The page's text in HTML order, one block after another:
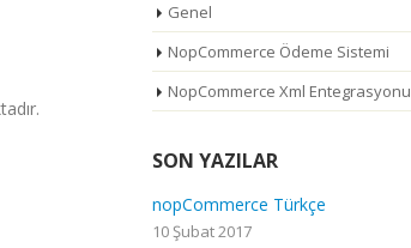
Genel
NopCommerce Ödeme Sistemi
NopCommerce Xml Entegrasyonu
SON YAZILAR
nopCommerce Türkçe
10 Şubat 2017